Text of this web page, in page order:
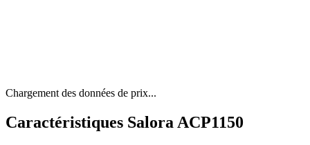
Chargement des données de prix...
Caractéristiques Salora ACP1150